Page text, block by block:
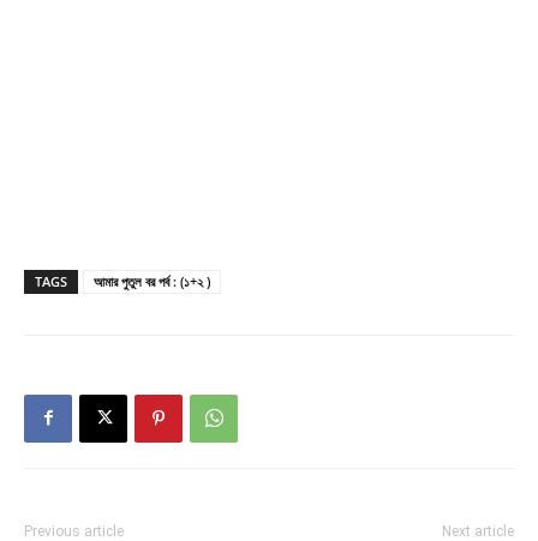
TAGS আমার পুতুল বর পর্ব : (১+২ )
Previous article Next article